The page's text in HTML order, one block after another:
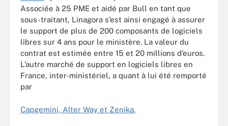
Associée à 25 PME et aidé par Bull en tant que
sous-traitant, Linagora s’est ainsi engagé à assurer
le support de plus de 200 composants de logiciels
libres sur 4 ans pour le ministère. La valeur du
contrat est estimée entre 15 et 20 millions d’euros.
L’autre marché de support en logiciels libres en
France, inter-ministériel, a quant à lui été remporté
par
Capgemini, Alter Way et Zenika.